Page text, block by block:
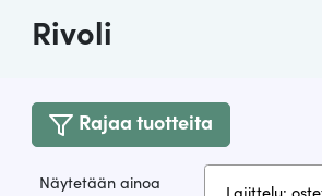
Rivoli
Rajaa tuotteita
Näytetään ainoa